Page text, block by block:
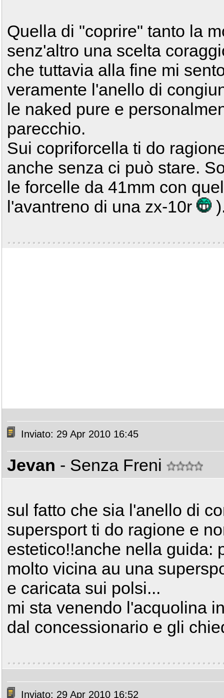
Quella di "coprire" tanto la
senz'altro una scelta
che tuttavia alla fine mi
veramente l'anello di
le naked pure e
parecchio.
Sui copriforcella ti do
anche senza ci può stare.
le forcelle da 41mm con
l'avantreno di una zx-10r
Inviato: 29 Apr 2010 16:45
Jevan - Senza Freni
sul fatto che sia l'anello di
supersport ti do ragione e
estetico!!anche nella guida:
molto vicina au una
e caricata sui polsi...
mi sta venendo l'acquolina
dal concessionario e gli
Inviato: 29 Apr 2010 16:52